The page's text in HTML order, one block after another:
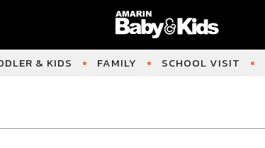
& KIDS FAMILY SCHOOL VISIT